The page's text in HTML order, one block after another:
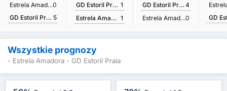
Estrela Amadora0
GD Estoril Praia 5
GD Estoril Praia 1
Estrela Amadora 1
GD Estoril Praia 4
Estrela Amadora0
Wszystkie prognozy
- Estrela Amadora - GD Estoril Praia